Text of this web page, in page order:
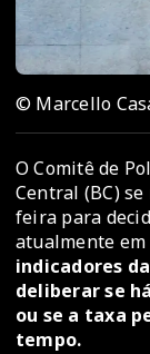
© Marcello
O Comitê de
Central (BC)
feira para
atualmente em
indicadores
deliberar se
ou se a taxa
tempo.